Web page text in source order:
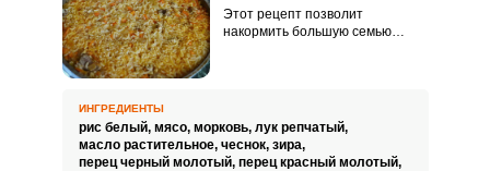
Этот рецепт позволит
накормить большую семью
Настоящее объедение!
ИНГРЕДИЕНТЫ
рис белый, мясо, морковь, лук репчатый,
масло растительное, чеснок, зира,
перец черный молотый, перец красный молотый,